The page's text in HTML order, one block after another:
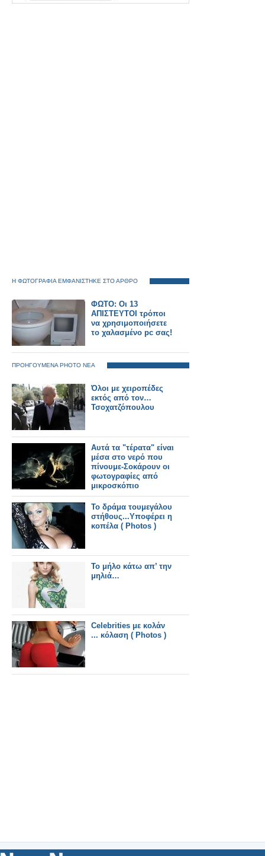
Η ΦΩΤΟΓΡΑΦΙΑ ΕΜΦΑΝΙΣΤΗΚΕ ΣΤΟ ΑΡΘΡΟ
ΦΩΤΟ: Οι 13
ΑΠΙΣΤΕΥΤΟΙ τρόποι
να χρησιμοποιήσετε
το χαλασμένο pc σας!
ΠΡΟΗΓΟΥΜΕΝΑ PHOTO ΝΕΑ
Όλοι με χειροπέδες
εκτός από τον…
Τσοχατζόπουλου
Αυτά τα "τέρατα" είναι
μέσα στο νερό που
πίνουμε-Σοκάρουν οι
φωτογραφίες από
μικροσκόπιο
Το δράμα τουμεγάλου
στήθους...Υποφέρει η
κοπέλα ( Photos )
Το μήλο κάτω απ’ την
μηλιά…
Celebrities με κολάν
... κόλαση ( Photos )